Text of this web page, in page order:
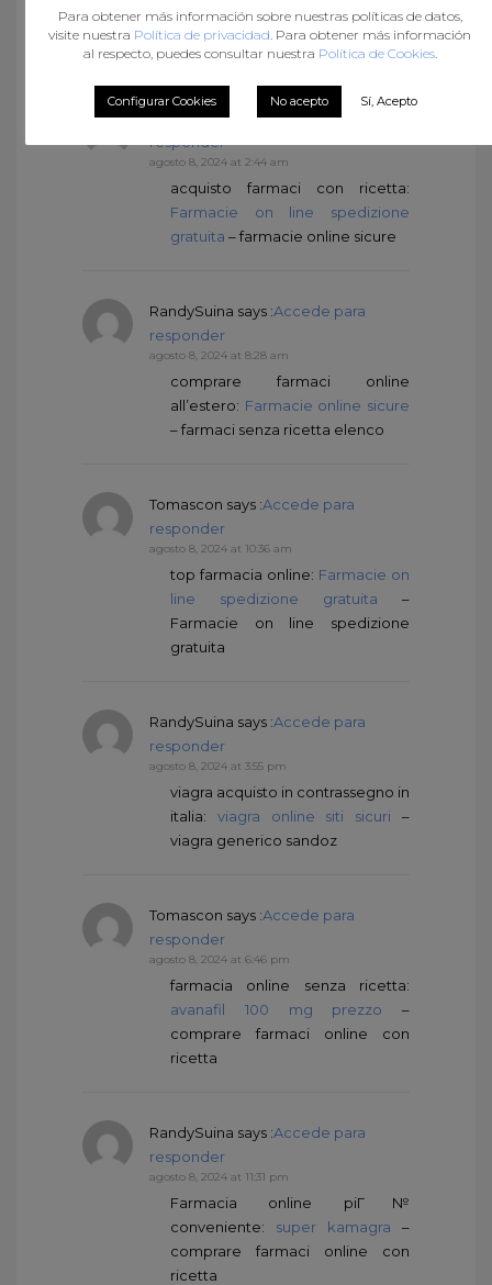
sicuro:viagra online siti sicuri–
viagra generico in farmacia costo
Tomasconsays :Accede para
responder
agosto 8, 2024 at 2:44 am
acquisto farmaci con ricetta:
Farmacie on line spedizione
gratuita – farmacie online sicure
RandySuina says :Accede para
responder
agosto 8, 2024 at 8:28 am
comprare farmaci online
all’estero: Farmacie online sicure
– farmaci senza ricetta elenco
Tomascon says :Accede para
responder
agosto 8, 2024 at 10:36 am
top farmacia online: Farmacie on
line spedizione gratuita –
Farmacie on line spedizione
gratuita
RandySuina says :Accede para
responder
agosto 8, 2024 at 3:55 pm
viagra acquisto in contrassegno in
italia: viagra online siti sicuri –
viagra generico sandoz
Tomascon says :Accede para
responder
agosto 8, 2024 at 6:46 pm
farmacia online senza ricetta:
avanafil 100 mg prezzo –
comprare farmaci online con
ricetta
RandySuina says :Accede para
responder
agosto 8, 2024 at 11:31 pm
Farmacia online piГ№
conveniente: super kamagra –
comprare farmaci online con
ricetta
Para obtener más información sobre nuestras políticas de datos,
visite nuestra Política de privacidad . Para obtener más información
al respecto, puedes consultar nuestra Política de Cookies.
Configurar Cookies No acepto Sí, Acepto